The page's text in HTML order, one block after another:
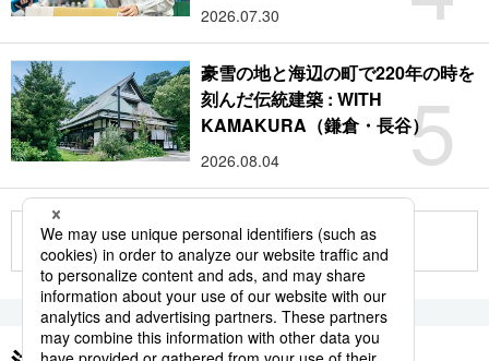
2026.07.30
5
豪雪の地と海辺の町で220年の時を
刻んだ伝統建築 : WITH
KAMAKURA（鎌倉・長谷）
2026.08.04
もっと見る